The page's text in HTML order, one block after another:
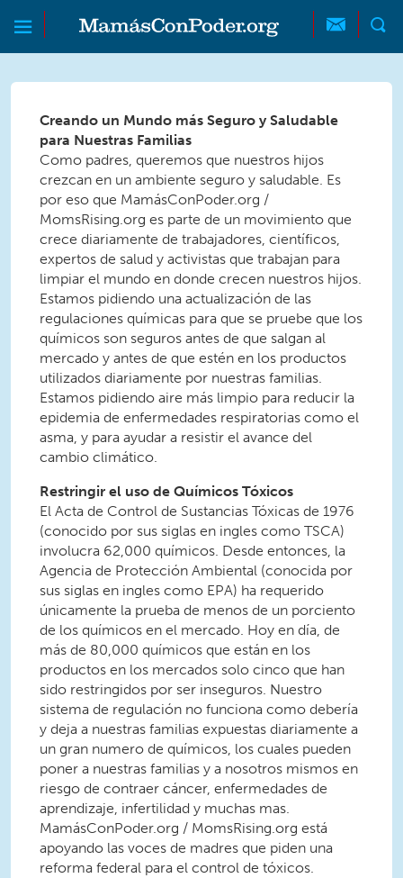
Skip to main content
Skip to main content
MamásConPoder
Creando un Mundo más Seguro y Saludable
para Nuestras Familias
Como padres, queremos que nuestros hijos
crezcan en un ambiente seguro y saludable. Es
por eso que MamásConPoder.org /
MomsRising.org es parte de un movimiento que
crece diariamente de trabajadores, científicos,
expertos de salud y activistas que trabajan para
limpiar el mundo en donde crecen nuestros hijos.
Estamos pidiendo una actualización de las
regulaciones químicas para que se pruebe que los
químicos son seguros antes de que salgan al
mercado y antes de que estén en los productos
utilizados diariamente por nuestras familias.
Estamos pidiendo aire más limpio para reducir la
epidemia de enfermedades respiratorias como el
asma, y para ayudar a resistir el avance del
cambio climático.
Restringir el uso de Químicos Tóxicos
El Acta de Control de Sustancias Tóxicas de 1976
(conocido por sus siglas en ingles como TSCA)
involucra 62,000 químicos. Desde entonces, la
Agencia de Protección Ambiental (conocida por
sus siglas en ingles como EPA) ha requerido
únicamente la prueba de menos de un porciento
de los químicos en el mercado. Hoy en día, de
más de 80,000 químicos que están en los
productos en los mercados solo cinco que han
sido restringidos por ser inseguros. Nuestro
sistema de regulación no funciona como debería
y deja a nuestras familias expuestas diariamente a
un gran numero de químicos, los cuales pueden
poner a nuestras familias y a nosotros mismos en
riesgo de contraer cáncer, enfermedades de
aprendizaje, infertilidad y muchas mas.
MamásConPoder.org / MomsRising.org está
apoyando las voces de madres que piden una
reforma federal para el control de tóxicos.